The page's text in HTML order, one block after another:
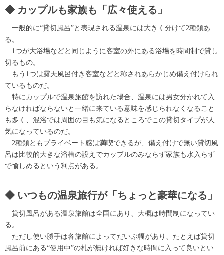
カップルも家族も「広々使える」
一般的に“貸切風呂”と表現される温泉には大きく分けて2種類あ
る。
1つが大浴場などと同じように客室の外にある浴場を時間制で貸し
切るもの。
もう1つは露天風呂付き客室などと称されあらかじめ備え付けられ
ているものだ。
特にカップルで温泉旅館を訪れた場合、温泉には男女分かれて入
らなければならないと一緒に来ている意味を感じられなくなること
も多く、混浴では周囲の目も気になるところでこの貸切タイプが人
気になっているのだ。
2種類ともプライベート感は満喫できるが、備え付けで無い貸切風
呂は比較的大きな浴槽の設えでカップルのみならず家族も水入らず
で愉しめるという利点がある。
いつもの温泉旅行が「ちょっと豪華になる」
貸切風呂がある温泉旅館は全国にあり、大概は時間制になってい
る。
ただし使い勝手は各旅館によってだいぶ幅があり、たとえば貸切
風呂前にある“使用中”の札が無ければ好きな時間に入って良いとい